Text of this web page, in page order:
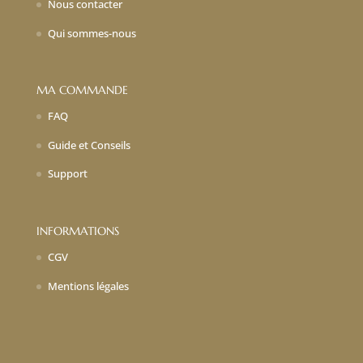
Nous contacter
Qui sommes-nous
MA COMMANDE
FAQ
Guide et Conseils
Support
INFORMATIONS
CGV
Mentions légales